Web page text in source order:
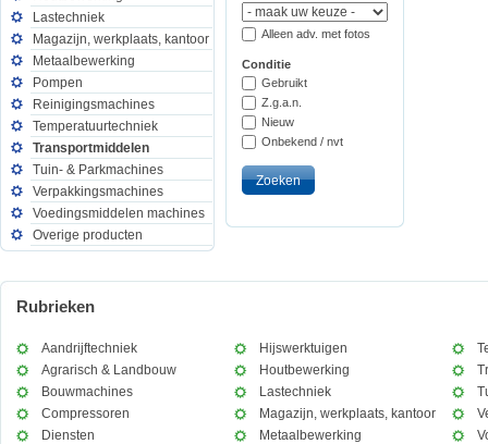
Lastechniek
Magazijn, werkplaats, kantoor
Metaalbewerking
Pompen
Reinigingsmachines
Temperatuurtechniek
Transportmiddelen
Tuin- & Parkmachines
Verpakkingsmachines
Voedingsmiddelen machines
Overige producten
Alleen adv. met fotos
Conditie
Gebruikt
Z.g.a.n.
Nieuw
Onbekend / nvt
Rubrieken
Aandrijftechniek
Agrarisch & Landbouw
Bouwmachines
Compressoren
Diensten
Hijswerktuigen
Houtbewerking
Lastechniek
Magazijn, werkplaats, kantoor
Metaalbewerking